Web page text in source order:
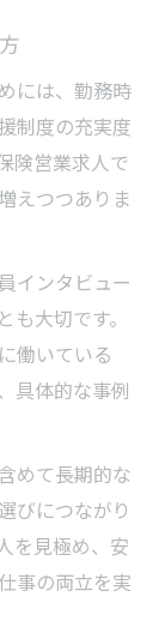
には、勤務時
制度の充実度
険営業求人で
えつつありま
インタビュー
大切です。
働いている
具体的な事例
めて長期的な
びにつながり
を見極め、安
事の両立を実